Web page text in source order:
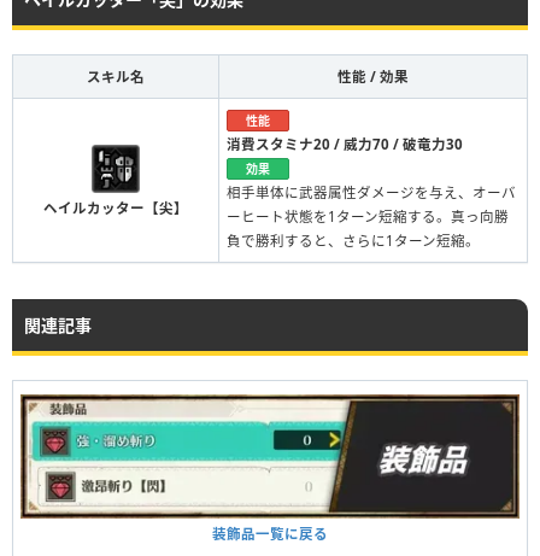
スキル名 性能 / 効果
ヘイルカッター【尖】
性能
消費スタミナ20 / 威力70 / 破竜力30
効果
相手単体に武器属性ダメージを与え、オーバ
ーヒート状態を1ターン短縮する。真っ向勝
負で勝利すると、さらに1ターン短縮。
関連記事
装飾品一覧に戻る